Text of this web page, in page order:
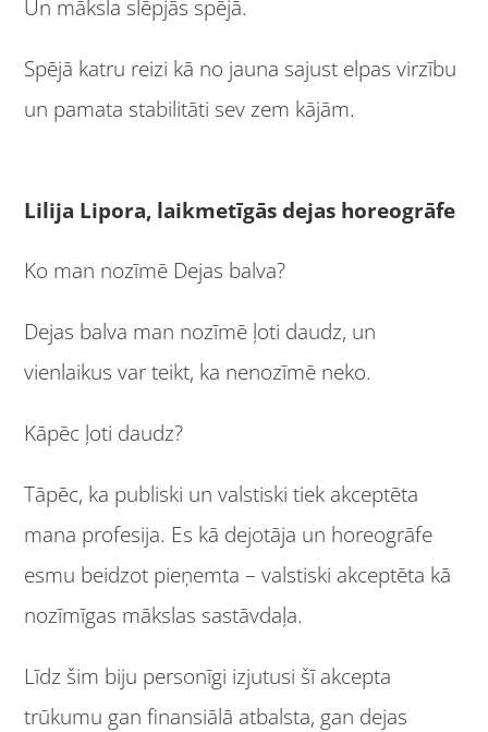
Un māksla slēpjās spējā.
Spējā katru reizi kā no jauna sajust elpas virzību
un pamata stabilitāti sev zem kājām.
Lilija Lipora, laikmetīgās dejas horeogrāfe
Ko man nozīmē Dejas balva?
Dejas balva man nozīmē ļoti daudz, un
vienlaikus var teikt, ka nenozīmē neko.
Kāpēc ļoti daudz?
Tāpēc, ka publiski un valstiski tiek akceptēta
mana profesija. Es kā dejotāja un horeogrāfe
esmu beidzot pieņemta – valstiski akceptēta kā
nozīmīgas mākslas sastāvdaļa.
Līdz šim biju personīgi izjutusi šī akcepta
trūkumu gan finansiālā atbalsta, gan dejas